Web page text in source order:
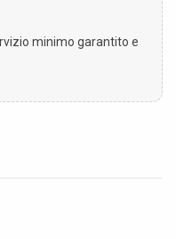
minimo garantito e